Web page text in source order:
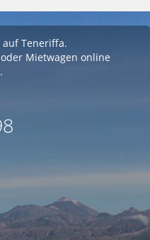
Teneriffa.
Mietwagen online